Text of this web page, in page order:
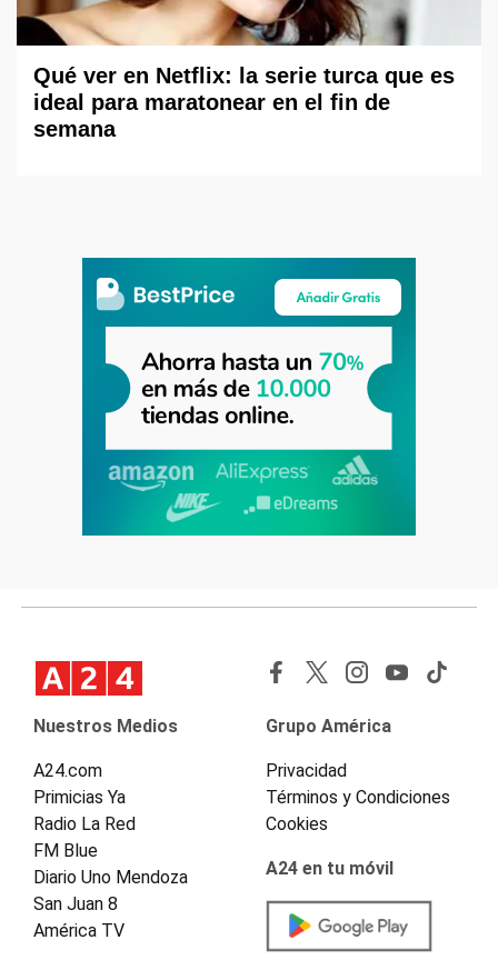
Qué ver en Netflix: la serie turca que es
ideal para maratonear en el fin de
semana
Nuestros Medios
A24.com
Primicias Ya
Radio La Red
FM Blue
Diario Uno Mendoza
San Juan 8
América TV
Grupo América
Privacidad
Términos y Condiciones
Cookies
A24 en tu móvil